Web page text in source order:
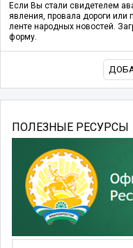
Если Вы стали свидетелем
явления, провала дороги или
ленте народных новостей.
форму.
ПОЛЕЗНЫЕ РЕСУРСЫ